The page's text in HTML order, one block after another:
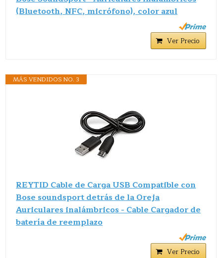
(Bluetooth, NFC, micrófono), color azul
Ver Precio
MÁS VENDIDOS NO. 3
REYTID Cable de Carga USB Compatible con
Bose soundsport detrás de la Oreja
Auriculares inalámbricos - Cable Cargador de
batería de reemplazo
Ver Precio